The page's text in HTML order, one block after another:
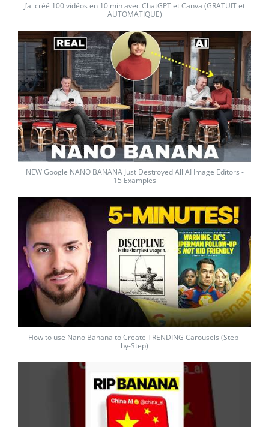
J’ai créé 100 vidéos en 10 min avec ChatGPT et Canva (GRATUIT et
AUTOMATIQUE)
NEW Google NANO BANANA Just Destroyed All AI Image Editors -
15 Examples
How to use Nano Banana to Create TRENDING Carousels (Step-
by-Step)